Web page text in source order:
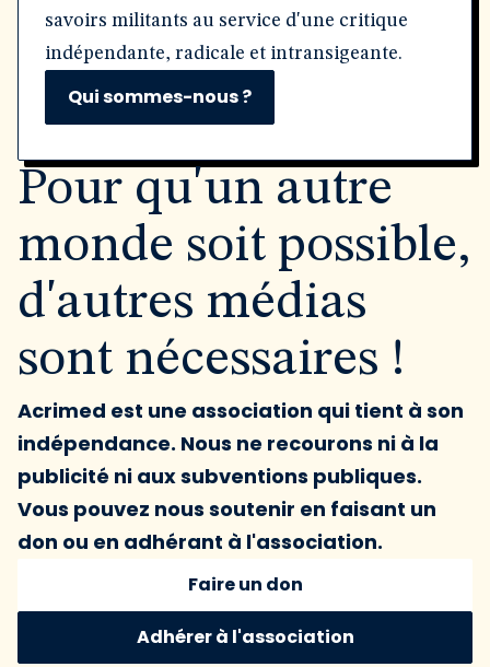
savoirs militants au service d'une critique
indépendante, radicale et intransigeante.
Qui sommes-nous ?
Pour qu'un autre
monde soit possible,
d'autres médias
sont nécessaires !
Acrimed est une association qui tient à son
indépendance. Nous ne recourons ni à la
publicité ni aux subventions publiques.
Vous pouvez nous soutenir en faisant un
don ou en adhérant à l'association.
Faire un don
Adhérer à l'association